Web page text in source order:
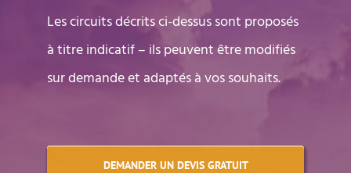
Les circuits décrits ci-dessus sont proposés
à titre indicatif – ils peuvent être modifiés
sur demande et adaptés à vos souhaits.
DEMANDER UN DEVIS GRATUIT